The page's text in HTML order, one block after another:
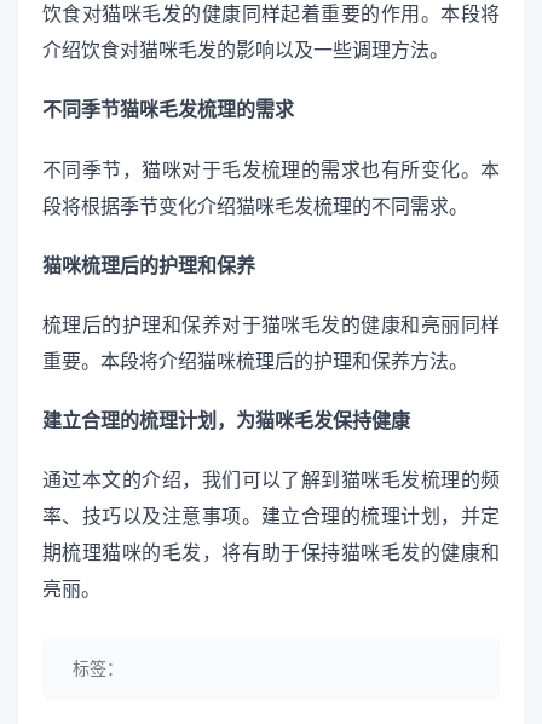
饮食对猫咪毛发的健康同样起着重要的作用。本段将
介绍饮食对猫咪毛发的影响以及一些调理方法。
不同季节猫咪毛发梳理的需求
不同季节，猫咪对于毛发梳理的需求也有所变化。本
段将根据季节变化介绍猫咪毛发梳理的不同需求。
猫咪梳理后的护理和保养
梳理后的护理和保养对于猫咪毛发的健康和亮丽同样
重要。本段将介绍猫咪梳理后的护理和保养方法。
建立合理的梳理计划，为猫咪毛发保持健康
通过本文的介绍，我们可以了解到猫咪毛发梳理的频
率、技巧以及注意事项。建立合理的梳理计划，并定
期梳理猫咪的毛发，将有助于保持猫咪毛发的健康和
亮丽。
标签：